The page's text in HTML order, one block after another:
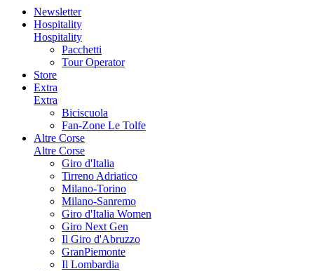
Newsletter
Hospitality
Hospitality
Pacchetti
Tour Operator
Store
Extra
Extra
Biciscuola
Fan-Zone Le Tolfe
Altre Corse
Altre Corse
Giro d'Italia
Tirreno Adriatico
Milano-Torino
Milano-Sanremo
Giro d'Italia Women
Giro Next Gen
Il Giro d'Abruzzo
GranPiemonte
Il Lombardia